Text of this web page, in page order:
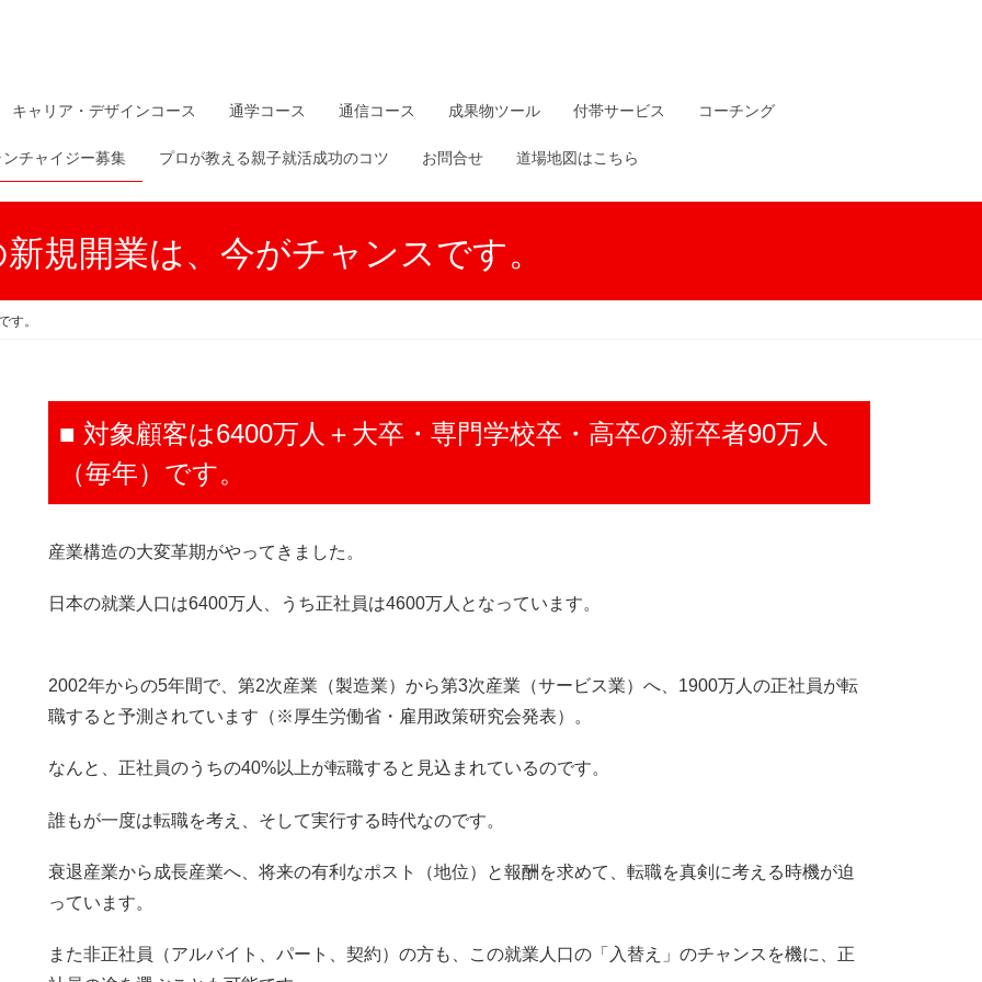
キャリア・デザインコース 通学コース 通信コース 成果物ツール 付帯サービス コーチング
ンチャイジー募集 プロが教える親子就活成功のコツ お問合せ 道場地図はこちら
規開業は、今がチャンスです。
す。
■ 対象顧客は6400万人＋大卒・専門学校卒・高卒の新卒者90万人
（毎年）です。
産業構造の大変革期がやってきました。
日本の就業人口は6400万人、うち正社員は4600万人となっています。
2002年からの5年間で、第2次産業（製造業）から第3次産業（サービス業）へ、1900万人の正社員が転
職すると予測されています（※厚生労働省・雇用政策研究会発表）。
なんと、正社員のうちの40%以上が転職すると見込まれているのです。
誰もが一度は転職を考え、そして実行する時代なのです。
衰退産業から成長産業へ、将来の有利なポスト（地位）と報酬を求めて、転職を真剣に考える時機が迫
っています。
また非正社員（アルバイト、パート、契約）の方も、この就業人口の「入替え」のチャンスを機に、正